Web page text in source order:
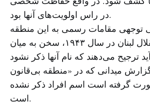
در راس اولویت‌های آنها بود.
توجهی مقامات رسمی به این منطقه
از زمان استقلال لبنان در سال ۱۹۴۳، سخن به میان
گزارش میدانی که در «منطقه بی‌قانون
گرفته است اسم افراد ذکر نشده
است.